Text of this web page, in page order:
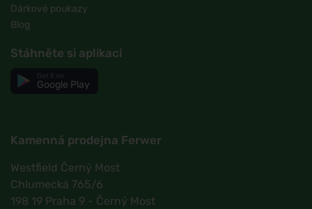
Dárkové poukazy
Blog
Stáhněte si aplikaci
Google Play
Kamenná prodejna Ferwer
Westfield Černý Most
Chlumecká 765/6
198 19 Praha 9 - Černý Most